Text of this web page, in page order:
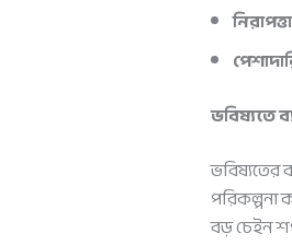
ভবিষ্যতে
ভবিষ্যতের
পরিকল্পনা
বড় চেইন